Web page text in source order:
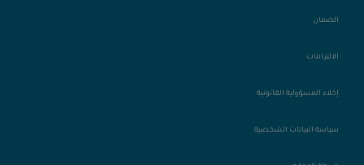
الضمان
الالتزامات
إخلاء المسؤولية القانونية
سياسة البيانات الشخصية